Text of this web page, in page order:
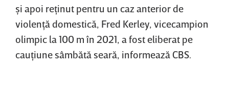
şi apoi reţinut pentru un caz anterior de
violenţă domestică, Fred Kerley, vicecampion
olimpic la 100 m în 2021, a fost eliberat pe
cauţiune sâmbătă seară, informează CBS.